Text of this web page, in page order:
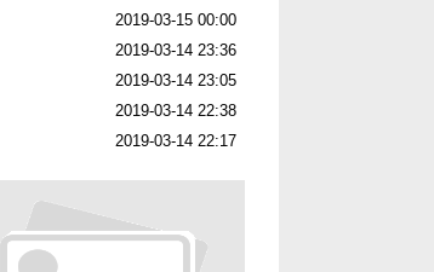
2019-03-15 00:00
2019-03-14 23:36
2019-03-14 23:05
2019-03-14 22:38
2019-03-14 22:17